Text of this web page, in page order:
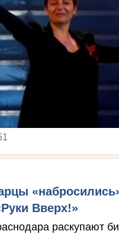
Вверх!»
раскупают